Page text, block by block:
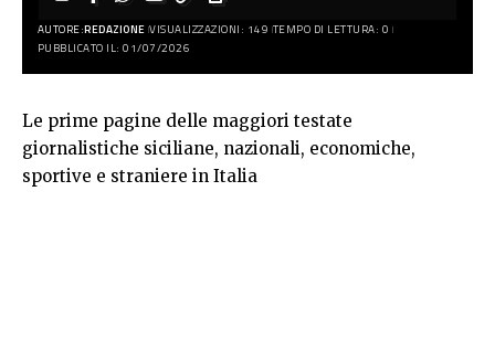
AUTORE:REDAZIONE VISUALIZZAZIONI: 149 TEMPO DI LETTURA: 0
PUBBLICATO IL: 01/07/2026
Le prime pagine delle maggiori testate
giornalistiche siciliane, nazionali, economiche,
sportive e straniere in Italia